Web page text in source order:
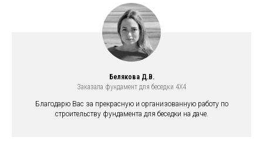
Белякова Д.В.
Заказала фундамент для беседки 4X4
Благодарю Вас за прекрасную и организованную работу по
строительству фундамента для беседки на даче.